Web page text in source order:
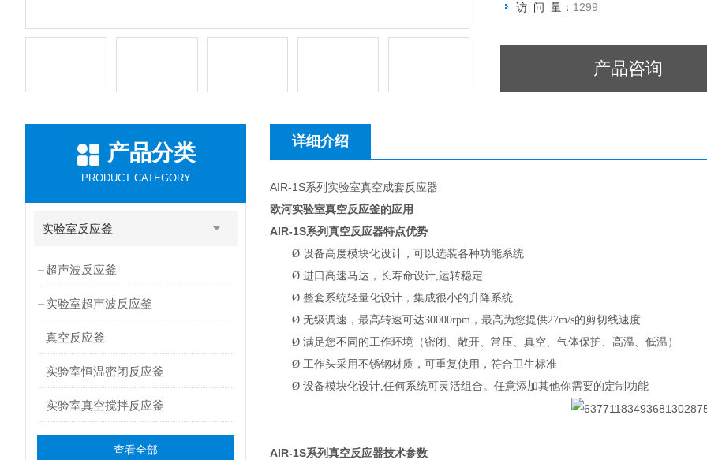
访 问 量： 1299
产品咨询
产品分类
PRODUCT CATEGORY
实验室反应釜
超声波反应釜
实验室超声波反应釜
真空反应釜
实验室恒温密闭反应釜
实验室真空搅拌反应釜
查看全部
详细介绍
AIR-1S系列实验室真空成套反应器
欧河实验室真空反应釜的应用
AIR-1S系列真空反应器特点优势
Ø 设备高度模块化设计，可以选装各种功能系统
Ø 进口高速马达，长寿命设计,运转稳定
Ø 整套系统轻量化设计，集成很小的升降系统
Ø 无级调速，最高转速可达30000rpm，最高为您提供27m/s的剪切线速度
Ø 满足您不同的工作环境（密闭、敞开、常压、真空、气体保护、高温、低温）
Ø 工作头采用不锈钢材质，可重复使用，符合卫生标准
Ø 设备模块化设计,任何系统可灵活组合。任意添加其他你需要的定制功能
AIR-1S系列真空反应器技术参数